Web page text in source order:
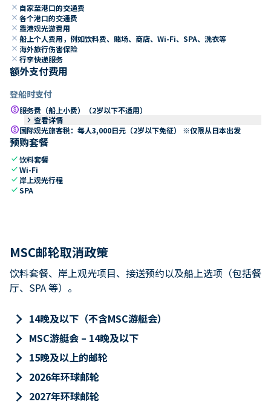
close 自家至港口的交通费
close 各个港口的交通费
close 靠港观光游费用
close 船上个人费用，例如饮料费、赌场、商店、Wi-Fi、SPA、洗衣等
close 海外旅行伤害保险
close 行李快递服务
额外支付费用
登船时支付
paid服务费（船上小费）（2岁以下不适用）
keyboard_arrow_right 查看详情
paid国际观光旅客税：每人3,000日元（2岁以下免征） ※仅限从日本出发
预购套餐
check饮料套餐
checkWi-Fi
check 岸上观光行程
checkSPA
MSC邮轮取消政策
饮料套餐、岸上观光项目、接送预约以及船上选项（包括餐
厅、SPA 等）。
keyboard_arrow_right 14晚及以下（不含MSC游艇会）
keyboard_arrow_right MSC游艇会 – 14晚及以下
keyboard_arrow_right 15晚及以上的邮轮
keyboard_arrow_right 2026年环球邮轮
keyboard_arrow_right 2027年环球邮轮